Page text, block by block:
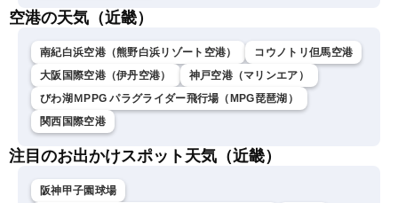
空港の天気（近畿）
南紀白浜空港（熊野白浜リゾート空港）
コウノトリ但馬空港
大阪国際空港（伊丹空港）
神戸空港（マリンエア）
びわ湖ＭPPG パラグライダー飛行場（MPG琵琶湖）
関西国際空港
注目のお出かけスポット天気（近畿）
阪神甲子園球場